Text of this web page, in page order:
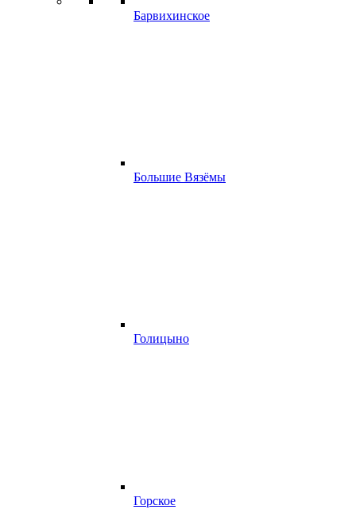
Барвихинское
Большие Вязёмы
Голицыно
Горское